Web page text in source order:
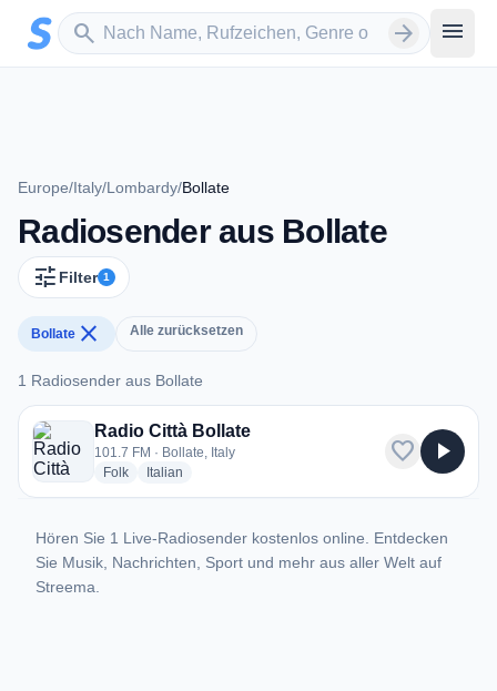
Zum Hauptinhalt springen
search
Sender suchen arrow_forward menu
Europe/Italy/Lombardy/Bollate
Radiosender aus Bollate
tune Filter 1
Bollate close Alle zurücksetzen
1 Radiosender aus Bollate
1 Radiosender aus Bollate
Radio Città Bollate
101.7 FM · Bollate, Italy
Folkradio stations
Italian
favorite play_arrow
Hören Sie 1 Live-Radiosender kostenlos online. Entdecken
Sie Musik, Nachrichten, Sport und mehr aus aller Welt auf
Streema.